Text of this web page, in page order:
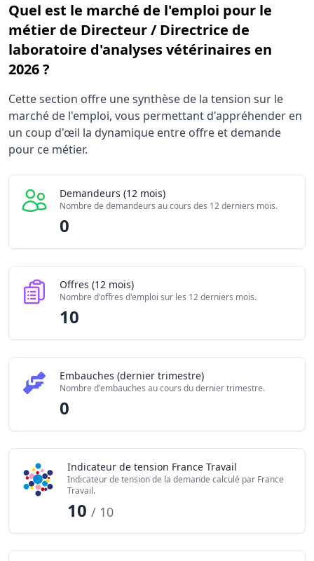
Quel est le marché de l'emploi pour le
métier de Directeur / Directrice de
laboratoire d'analyses vétérinaires en
2026 ?
Statistiques recrutement Directeur / Directrice de
Indicateur
Demandeurs d'emploi (12 mois)
Offres publiées (12 mois)
Indice de tension globale
Cette section offre une synthèse de la tension sur le
marché de l'emploi, vous permettant d'appréhender en
un coup d'œil la dynamique entre offre et demande
pour ce métier.
Demandeurs (12 mois)
Nombre de demandeurs au cours des 12 derniers mois.
0
Offres (12 mois)
Nombre d'offres d'emploi sur les 12 derniers mois.
10
Embauches (dernier trimestre)
Nombre d'embauches au cours du dernier trimestre.
0
Indicateur de tension France Travail
Indicateur de tension de la demande calculé par France
Travail.
10/ 10